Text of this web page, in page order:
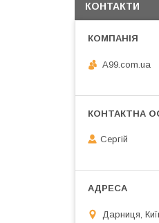
КОНТАКТИ
A99.com.ua
Сергій
Дарниця,